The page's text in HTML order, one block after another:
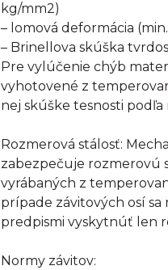
kg/mm2)
– lomová deformácia
– Brinellova skúška
Pre vylúčenie chýb
vyhotovené z
nej skúške tesnosti podľa
Rozmerová stálosť:
zabezpečuje rozmerovú
vyrábaných z
prípade závitových osí sa
predpismi vyskytnúť len
Normy závitov: